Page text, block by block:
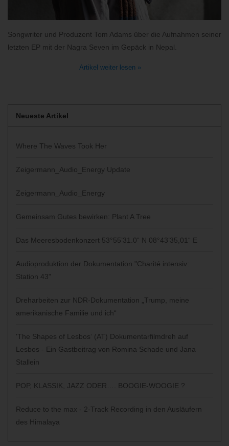
Songwriter und Produzent Tom Adams über die Aufnahmen seiner
letzten EP mit der Nagra Seven im Gepäck in Nepal.
Artikel weiter lesen »
Neueste Artikel
Where The Waves Took Her
Zeigermann_Audio_Energy Update
Zeigermann_Audio_Energy
Gemeinsam Gutes bewirken: Plant A Tree
Das Meeresbodenkonzert 53°55’31.0“ N 08°43’35,01“ E
Audioproduktion der Dokumentation "Charité intensiv:
Station 43"
Dreharbeiten zur NDR-Dokumentation „Trump, meine
amerikanische Familie und ich“
'The Shapes of Lesbos‘ (AT) Dokumentarfilmdreh auf
Lesbos - Ein Gastbeitrag von Romina Schade und Jana
Stallein
POP, KLASSIK, JAZZ ODER…. BOOGIE-WOOGIE ?
Reduce to the max - 2-Track Recording in den Ausläufern
des Himalaya